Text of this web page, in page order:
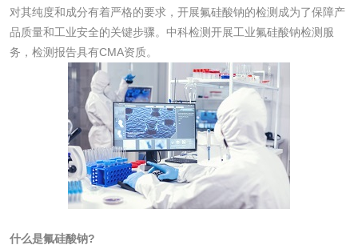
对其纯度和成分有着严格的要求，开展氟硅酸钠的检测成为了保障产
品质量和工业安全的关键步骤。中科检测开展工业氟硅酸钠检测服
务，检测报告具有CMA资质。
什么是氟硅酸钠?
验
化妆品急性经口毒
性试验
化妆品皮肤变态反
应试验
皮肤光变态反应试
验
日化产品
洗衣液检测 洗涤剂检测
花露水检测 蚊香液检测